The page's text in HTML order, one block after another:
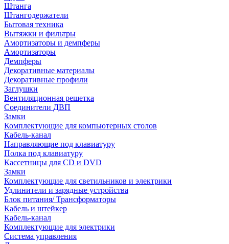
Штанга
Штангодержатели
Бытовая техника
Вытяжки и фильтры
Амортизаторы и демпферы
Амортизаторы
Демпферы
Декоративные материалы
Декоративные профили
Заглушки
Вентиляционная решетка
Соединители ДВП
Замки
Комплектующие для компьютерных столов
Кабель-канал
Направляющие под клавиатуру
Полка под клавиатуру
Кассетницы для CD и DVD
Замки
Комплектующие для светильников и электрики
Удлинители и зарядные устройства
Блок питания/ Трансформаторы
Кабель и штейкер
Кабель-канал
Комплектующие для электрики
Система управления